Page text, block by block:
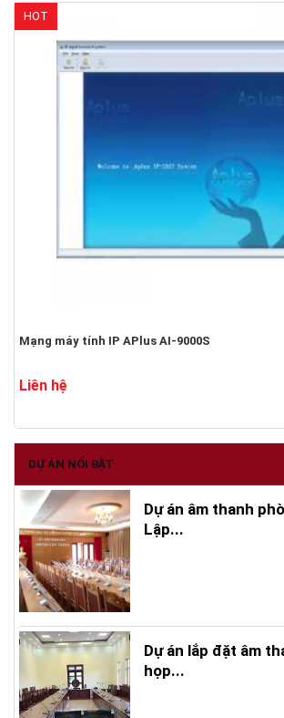
HOT
Mạng máy tính IP APlus AI-9000S
Liên hệ
DỰ ÁN NỔI BẬT
Dự án âm thanh
Lập...
Dự án lắp đặt âm
họp...